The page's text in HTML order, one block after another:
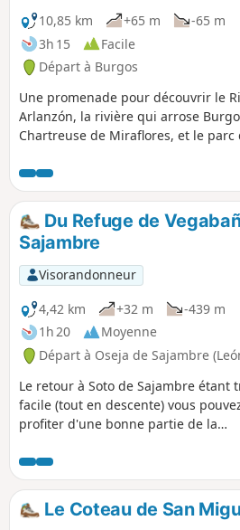
10,85 km
+65 m
-65 m
3h 15
Facile
Départ à Burgos
Une promenade pour découvrir le
Arlanzón, la rivière qui arrose
Chartreuse de Miraflores, et le parc
Du Refuge de
Sajambre
Visorandonneur
4,42 km
+32 m
-439 m
1h 20
Moyenne
Départ à Oseja de Sajambre
Le retour à Soto de Sajambre étant
facile (tout en descente) vous
profiter d'une bonne partie de la
Demandez aux gardes du refuge de
vous préparer un pique-nique, vous
pourrez le déguster assis dans
de la Majada de Vegabaño.
Le Coteau de San